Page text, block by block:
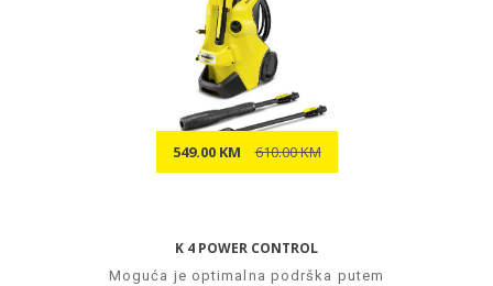
549.00 KM 610.00 KM
K 4 POWER CONTROL
Moguća je optimalna podrška putem